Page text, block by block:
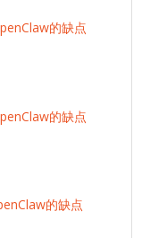
的缺点
的缺点
的缺点